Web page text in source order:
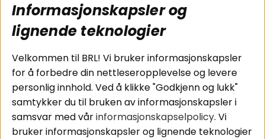
Koblingsguide for
subwoofers
Tilkobling av
bilforsterker
Koblingsguide for
midbasser
Butikker
Våre ambassadører
- Team BRL
Cookies
Kjøpsvilkår
Personvernpolicy
Service / Garanti /
Retur
Informasjonskapsler og
lignende teknologier
Velkommen til BRL! Vi bruker informasjonskapsler
for å forbedre din nettleseropplevelse og levere
personlig innhold. Ved å klikke "Godkjenn og lukk"
samtykker du til bruken av informasjonskapsler i
samsvar med vårinformasjonskapselpolicy. Vi
bruker informasjonskapsler og lignende teknologier